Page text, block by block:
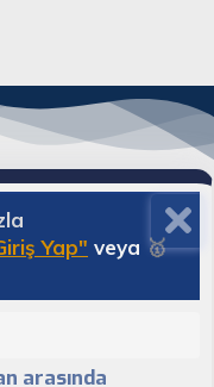
Yap" veya 🥇
arasında